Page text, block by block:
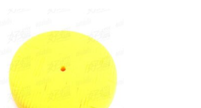
wishlist